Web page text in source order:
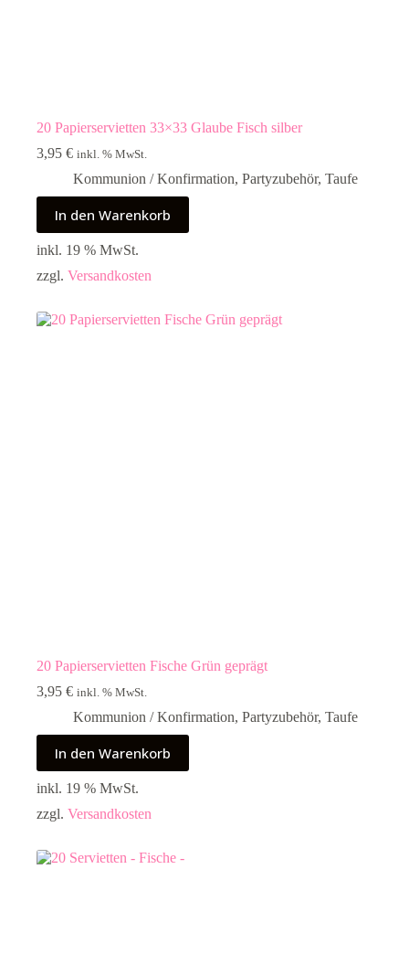
20 Papierservietten 33×33 Glaube Fisch silber
3,95 € inkl. % MwSt.
Kommunion / Konfirmation, Partyzubehör, Taufe
In den Warenkorb
inkl. 19 % MwSt.
zzgl. Versandkosten
20 Papierservietten Fische Grün geprägt
3,95 € inkl. % MwSt.
Kommunion / Konfirmation, Partyzubehör, Taufe
In den Warenkorb
inkl. 19 % MwSt.
zzgl. Versandkosten